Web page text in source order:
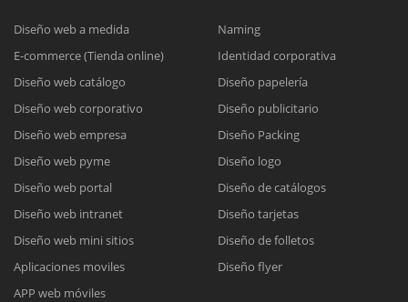
Diseño web a medida
E-commerce (Tienda online)
Diseño web catálogo
Diseño web corporativo
Diseño web empresa
Diseño web pyme
Diseño web portal
Diseño web intranet
Diseño web mini sitios
Aplicaciones moviles
APP web móviles
Naming
Identidad corporativa
Diseño papelería
Diseño publicitario
Diseño Packing
Diseño logo
Diseño de catálogos
Diseño tarjetas
Diseño de folletos
Diseño flyer